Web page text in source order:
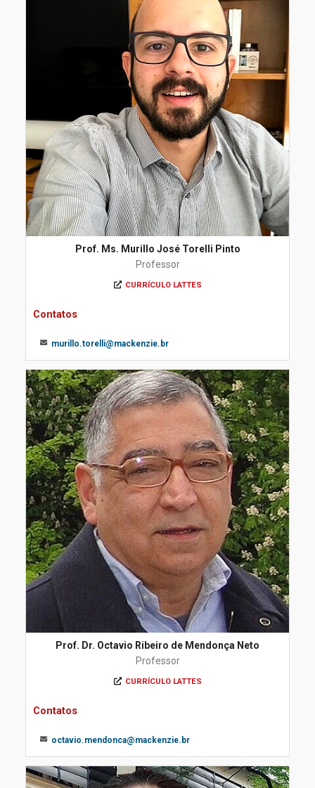
Prof. Ms. Murillo José Torelli Pinto
Professor
CURRÍCULO LATTES
Contatos
murillo.torelli@mackenzie.br
Prof. Dr. Octavio Ribeiro de Mendonça Neto
Professor
CURRÍCULO LATTES
Contatos
octavio.mendonca@mackenzie.br